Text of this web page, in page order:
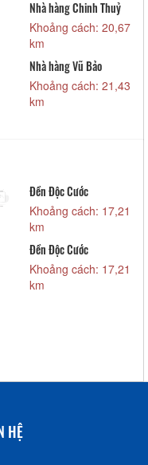
Nhà hàng Chinh Thuỷ
Khoảng cách: 20,67
km
Nhà hàng Vũ Bảo
Khoảng cách: 21,43
km
Đền Độc Cước
Khoảng cách: 17,21
km
Đền Độc Cước
Khoảng cách: 17,21
km
HỆ